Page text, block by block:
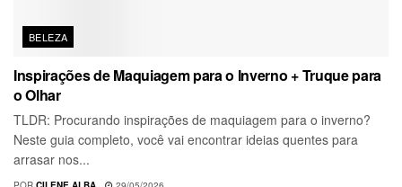
BELEZA
Inspirações de Maquiagem para o Inverno + Truque para
o Olhar
TLDR: Procurando inspirações de maquiagem para o inverno?
Neste guia completo, você vai encontrar ideias quentes para
arrasar nos...